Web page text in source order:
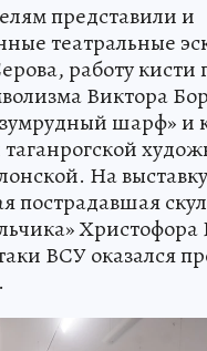
представили и
театральные
работу кисти
Виктора
шарф» и
На
пострадавшая
Христофора
ВСУ оказался